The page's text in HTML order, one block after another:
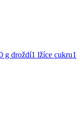
g droždí1 lžíce cukru1